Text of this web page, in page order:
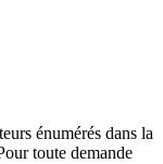
énumérés dans la
toute demande